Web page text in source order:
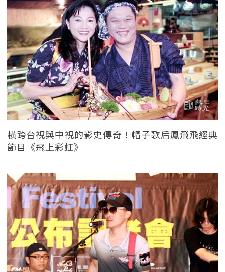
橫跨台視與中視的影史傳奇！帽子歌后鳳飛飛經典
節目《飛上彩虹》